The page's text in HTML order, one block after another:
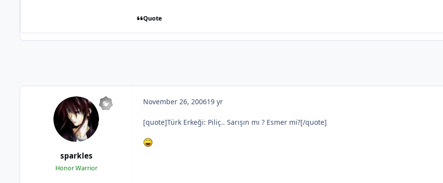
Quote
sparkles
Honor Warrior
November 26, 200619 yr
[quote]Türk Erkeği: Piliç.. Sarışın mı ? Esmer mi?[/quote]